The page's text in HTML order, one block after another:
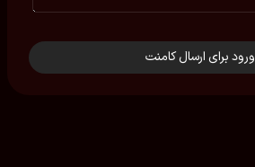
ورود برای ارسال کامنت